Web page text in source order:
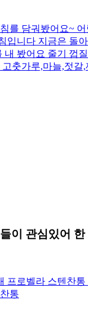
를 담궈봤어요~
입니다 지금은 돌
내 봤어요 줄기 껍
춧가루,마늘,젓갈
이 관심있어 한
프로벨라 스텐찬
통